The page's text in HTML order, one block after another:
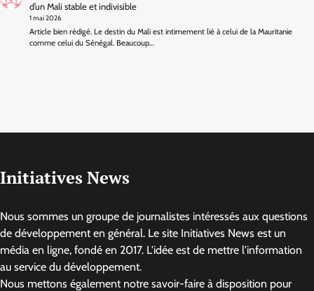
d’un Mali stable et indivisible
1 mai 2026
Article bien rédigé. Le destin du Mali est intimement lié à celui de la Mauritanie
comme celui du Sénégal. Beaucoup…
Initiatives News
Nous sommes un groupe de journalistes intéressés aux questions
de développement en général. Le site Initiatives News est un
média en ligne, fondé en 2017. L'idée est de mettre l'information
au service du développement.
Nous mettons également notre savoir-faire à disposition pour